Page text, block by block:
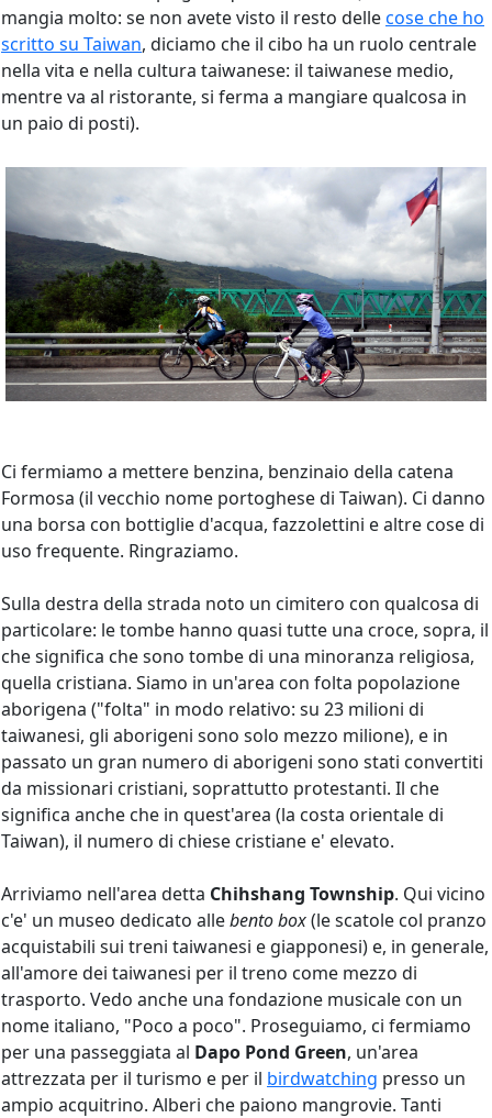
mangia molto: se non avete visto il resto dellecose che ho
scritto su Taiwan, diciamo che il cibo ha un ruolo centrale
nella vita e nella cultura taiwanese: il taiwanese medio,
mentre va al ristorante, si ferma a mangiare qualcosa in
un paio di posti).
Ci fermiamo a mettere benzina, benzinaio della catena
Formosa (il vecchio nome portoghese di Taiwan). Ci danno
una borsa con bottiglie d'acqua, fazzolettini e altre cose di
uso frequente. Ringraziamo.
Sulla destra della strada noto un cimitero con qualcosa di
particolare: le tombe hanno quasi tutte una croce, sopra, il
che significa che sono tombe di una minoranza religiosa,
quella cristiana. Siamo in un'area con folta popolazione
aborigena ("folta" in modo relativo: su 23 milioni di
taiwanesi, gli aborigeni sono solo mezzo milione), e in
passato un gran numero di aborigeni sono stati convertiti
da missionari cristiani, soprattutto protestanti. Il che
significa anche che in quest'area (la costa orientale di
Taiwan), il numero di chiese cristiane e' elevato.
Arriviamo nell'area detta Chihshang Township. Qui vicino
c'e' un museo dedicato allebento box(le scatole col pranzo
acquistabili sui treni taiwanesi e giapponesi) e, in generale,
all'amore dei taiwanesi per il treno come mezzo di
trasporto. Vedo anche una fondazione musicale con un
nome italiano, "Poco a poco". Proseguiamo, ci fermiamo
per una passeggiata al Dapo Pond Green, un'area
attrezzata per il turismo e per il birdwatching presso un
ampio acquitrino. Alberi che paiono mangrovie. Tanti